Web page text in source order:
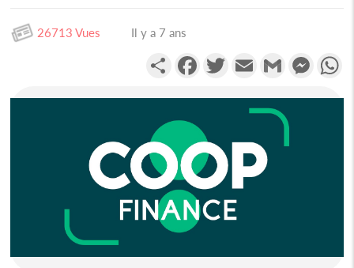
26713 Vues Il y a 7 ans
PartagerFacebookTwitterEmail Gmail